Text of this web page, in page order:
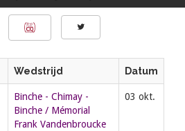
Wedstrijd Datum
Binche - Chimay -
Binche / Mémorial
Frank Vandenbroucke
03 okt.